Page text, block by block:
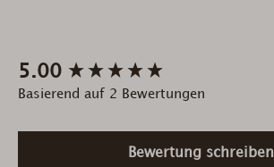
5.00
Basierend auf 2 Bewertungen
Bewertung schreiben
New content loaded